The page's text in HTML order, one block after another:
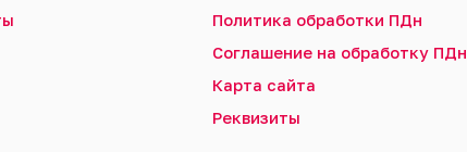
Политика обработки ПДн
Соглашение на обработку ПДн
Карта сайта
Реквизиты